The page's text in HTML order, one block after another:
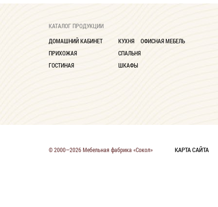
КАТАЛОГ ПРОДУКЦИИ
ДОМАШНИЙ КАБИНЕТ
ПРИХОЖАЯ
ГОСТИНАЯ
КУХНЯ
СПАЛЬНЯ
ШКАФЫ
ОФИСНАЯ МЕБЕЛЬ
© 2000—2026 Мебельная фабрика «Сокол» КАРТА САЙТА